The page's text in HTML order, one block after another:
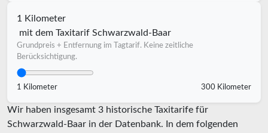
1 Kilometer
mit dem Taxitarif Schwarzwald-Baar
Grundpreis + Entfernung im Tagtarif. Keine zeitliche
Berücksichtigung.
1 Kilometer 300 Kilometer
Wir haben insgesamt 3 historische Taxitarife für
Schwarzwald-Baar in der Datenbank. In dem folgenden